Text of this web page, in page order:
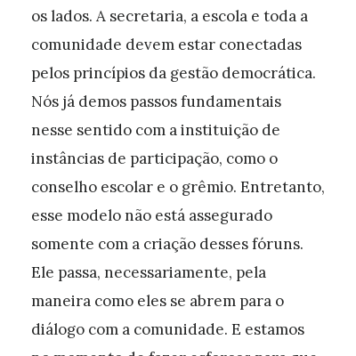
os lados. A secretaria, a escola e toda a
comunidade devem estar conectadas
pelos princípios da gestão democrática.
Nós já demos passos fundamentais
nesse sentido com a instituição de
instâncias de participação, como o
conselho escolar e o grêmio. Entretanto,
esse modelo não está assegurado
somente com a criação desses fóruns.
Ele passa, necessariamente, pela
maneira como eles se abrem para o
diálogo com a comunidade. E estamos